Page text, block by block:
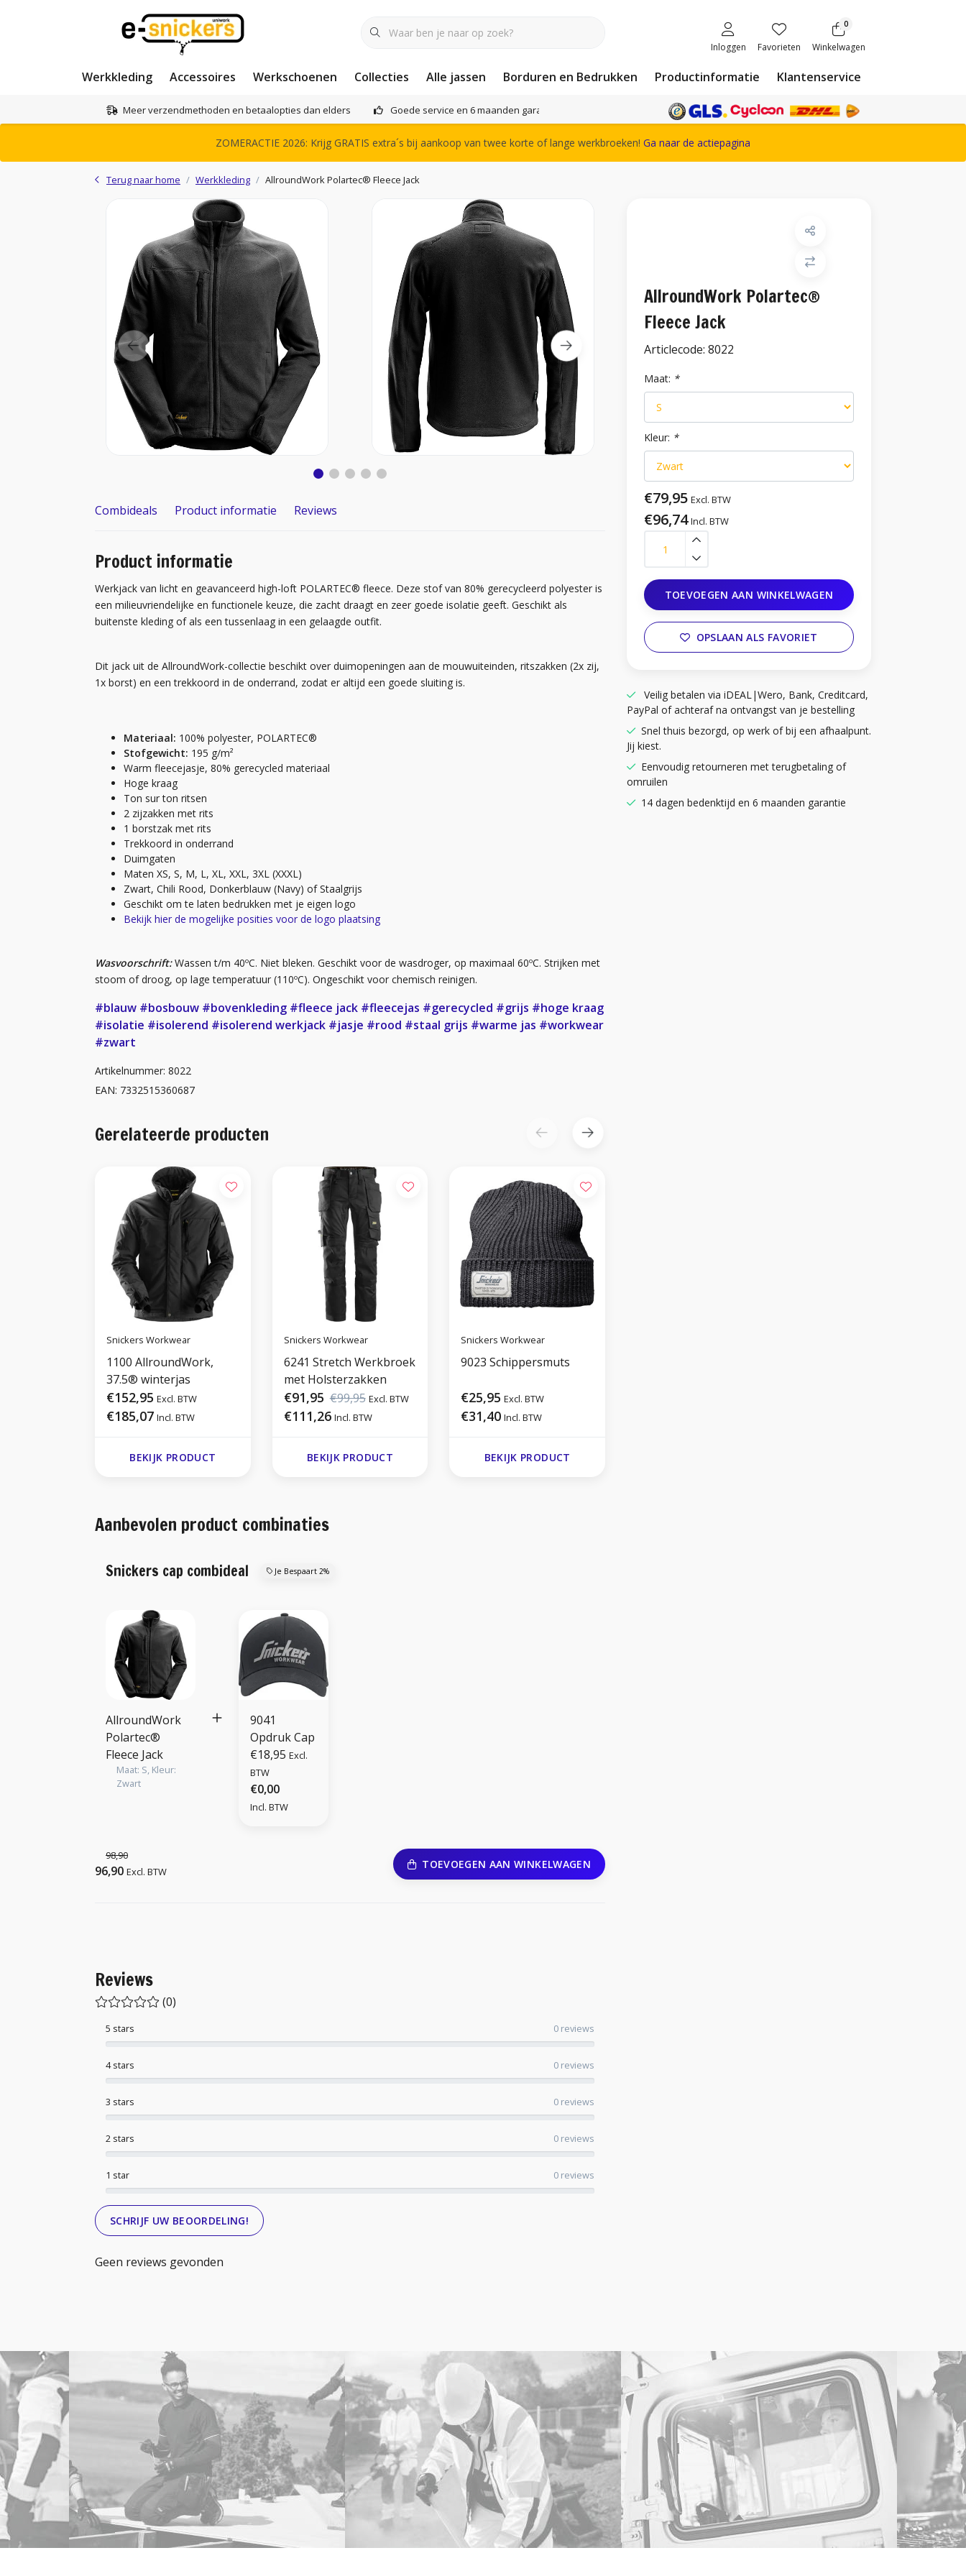
Inloggen Favorieten
0
Winkelwagen
Werkkleding Accessoires Werkschoenen Collecties Alle jassen Borduren en Bedrukken Productinformatie Klantenservice
Meer verzendmethoden en betaalopties dan elders Goede service en 6 maanden garantie Het complete Snickers Workwear assortiment
ZOMERACTIE 2026: Krijg GRATIS extra´s bij aankoop van twee korte of lange werkbroeken! Ga naar de actiepagina
Terug naar home Werkkleding AllroundWork Polartec® Fleece Jack
AllroundWork Polartec®
Fleece Jack
Articlecode: 8022
Maat: *
Kleur: *
€79,95 Excl. BTW
€96,74 Incl. BTW
TOEVOEGEN AAN WINKELWAGEN
OPSLAAN ALS FAVORIET
Veilig betalen via iDEAL|Wero, Bank, Creditcard,
PayPal of achteraf na ontvangst van je bestelling
Snel thuis bezorgd, op werk of bij een afhaalpunt.
Jij kiest.
Eenvoudig retourneren met terugbetaling of
omruilen
14 dagen bedenktijd en 6 maanden garantie
Combideals Product informatie Reviews
Product informatie
Werkjack van licht en geavanceerd high-loft POLARTEC® fleece. Deze stof van 80% gerecycleerd polyester is
een milieuvriendelijke en functionele keuze, die zacht draagt en zeer goede isolatie geeft. Geschikt als
buitenste kleding of als een tussenlaag in een gelaagde outfit.
Dit jack uit de AllroundWork-collectie beschikt over duimopeningen aan de mouwuiteinden, ritszakken (2x zij,
1x borst) en een trekkoord in de onderrand, zodat er altijd een goede sluiting is.
Materiaal: 100% polyester, POLARTEC®
Stofgewicht: 195 g/m²
Warm fleecejasje, 80% gerecycled materiaal
Hoge kraag
Ton sur ton ritsen
2 zijzakken met rits
1 borstzak met rits
Trekkoord in onderrand
Duimgaten
Maten XS, S, M, L, XL, XXL, 3XL (XXXL)
Zwart, Chili Rood, Donkerblauw (Navy) of Staalgrijs
Geschikt om te laten bedrukken met je eigen logo
Bekijk hier de mogelijke posities voor de logo plaatsing
Wasvoorschrift:Wassen t/m 40ºC. Niet bleken. Geschikt voor de wasdroger, op maximaal 60ºC. Strijken met
stoom of droog, op lage temperatuur (110ºC). Ongeschikt voor chemisch reinigen.
#blauw #bosbouw #bovenkleding #fleece jack #fleecejas #gerecycled #grijs #hoge kraag
#isolatie #isolerend #isolerend werkjack #jasje #rood #staal grijs #warme jas #workwear
#zwart
Artikelnummer: 8022
EAN: 7332515360687
Gerelateerde producten
Snickers Workwear
1100 AllroundWork,
37.5® winterjas
€152,95 Excl. BTW
€185,07 Incl. BTW
BEKIJK PRODUCT
Snickers Workwear
6241 Stretch Werkbroek
met Holsterzakken
€91,95 €99,95 Excl. BTW
€111,26 Incl. BTW
BEKIJK PRODUCT
Snickers Workwear
9023 Schippersmuts
€25,95 Excl. BTW
€31,40 Incl. BTW
BEKIJK PRODUCT
Aanbevolen product combinaties
Snickers cap combideal Je Bespaart 2%
AllroundWork
Polartec®
Fleece Jack
Maat: S, Kleur:
Zwart
9041
Opdruk Cap
€18,95 Excl.
BTW
€0,00
Incl. BTW
98,90
96,90 Excl. BTW
TOEVOEGEN AAN WINKELWAGEN
Reviews
(0)
1 star 0 reviews
2 stars 0 reviews
3 stars 0 reviews
4 stars 0 reviews
5 stars 0 reviews
SCHRIJF UW BEOORDELING!
Geen reviews gevonden